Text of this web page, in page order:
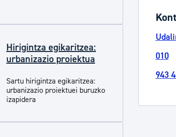
ofizialen taula
ataria
Hirigintza egikaritzea:
urbanizazio proiektua
Sartu hirigintza egikaritzea:
urbanizazio proiektuei buruzko
izapidera
010
943